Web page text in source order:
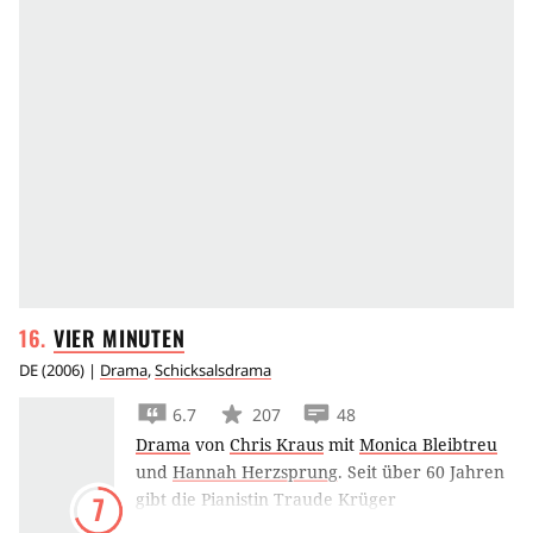
VIER MINUTEN
DE(2006) | Drama,Schicksalsdrama
7
6.7 207
48
Drama von Chris Kraus mit Monica Bleibtreu
und Hannah Herzsprung. Seit über 60 Jahren
gibt die Pianistin Traude Krüger